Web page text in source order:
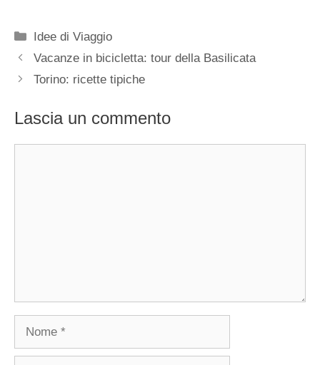
Categorie
Idee di Viaggio
Vacanze in bicicletta: tour della Basilicata
Torino: ricette tipiche
Lascia un commento
Nome